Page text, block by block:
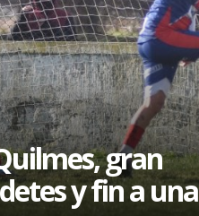
gran
y fin a una